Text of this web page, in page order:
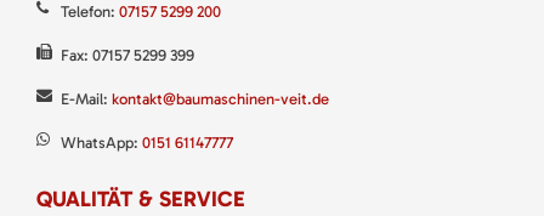
Telefon: 07157 5299 200
Fax: 07157 5299 399
E-Mail: kontakt@baumaschinen-veit.de
WhatsApp: 0151 61147777
QUALITÄT & SERVICE